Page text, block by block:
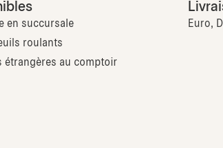
en succursale
roulants
étrangères au comptoir
Euro,